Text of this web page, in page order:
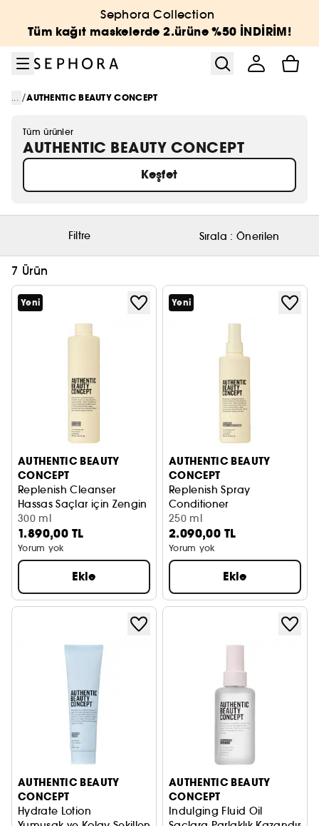
Sephora Collection
Tüm kağıt maskelerde 2.ürüne %50 İNDİRİM!
... /AUTHENTIC BEAUTY CONCEPT
Tüm ürünler
AUTHENTIC BEAUTY CONCEPT
Keşfet
Filtre Sırala : Önerilen
7 Ürün
Yeni
AUTHENTIC BEAUTY
CONCEPT
Replenish Cleanser
Hassas Saçlar için Zengin ve Besleyici Şampuan
300 ml
1.890,00 TL
Yorum yok
Ekle
Yeni
AUTHENTIC BEAUTY
CONCEPT
Replenish Spray
Conditioner
Parlaklık ve Kolay Tarama
250 ml
2.090,00 TL
Yorum yok
Ekle
AUTHENTIC BEAUTY
CONCEPT
Hydrate Lotion
AUTHENTIC BEAUTY
CONCEPT
Indulging Fluid Oil